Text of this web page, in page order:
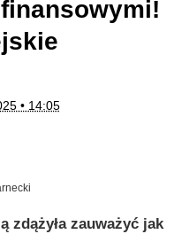
• 14:05
zdążyła zauważyć jak